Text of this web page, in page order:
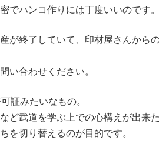
でハンコ作りには丁度いいのです。
が終了していて、印材屋さんから
い合わせください。
証みたいなもの。
ど武道を学ぶ上での心構えが出来
を切り替えるのが目的です。